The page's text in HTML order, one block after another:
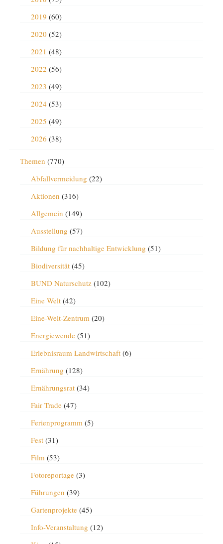
2019 (60)
2020 (52)
2021 (48)
2022 (56)
2023 (49)
2024 (53)
2025 (49)
2026 (38)
Themen (770)
Abfallvermeidung (22)
Aktionen (316)
Allgemein (149)
Ausstellung (57)
Bildung für nachhaltige Entwicklung (51)
Biodiversität(45)
BUND Naturschutz(102)
Eine Welt(42)
Eine-Welt-Zentrum(20)
Energiewende(51)
Erlebnisraum Landwirtschaft(6)
Ernährung (128)
Ernährungsrat(34)
Fair Trade(47)
Ferienprogramm(5)
Fest(31)
Film(53)
Fotoreportage(3)
Führungen (39)
Gartenprojekte(45)
Info-Veranstaltung (12)